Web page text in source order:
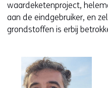
waardeketenproject,
aan de eindgebruiker, en
grondstoffen is erbij